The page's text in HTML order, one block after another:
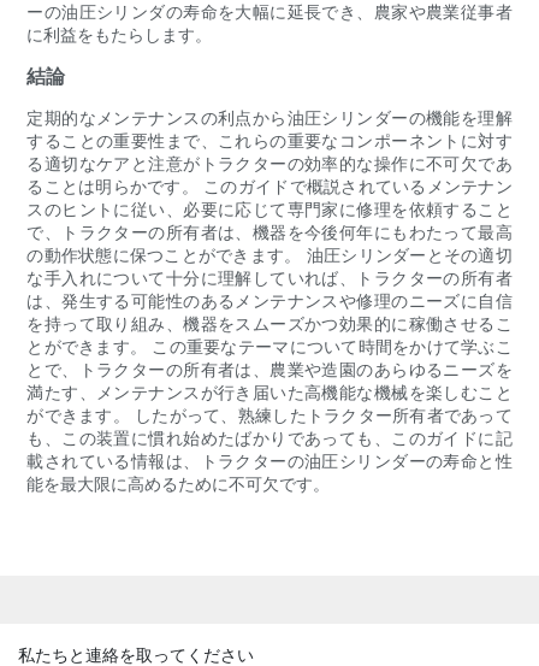
ーの油圧シリンダの寿命を大幅に延長でき、農家や農業従事者
に利益をもたらします。
結論
定期的なメンテナンスの利点から油圧シリンダーの機能を理解
することの重要性まで、これらの重要なコンポーネントに対す
る適切なケアと注意がトラクターの効率的な操作に不可欠であ
ることは明らかです。 このガイドで概説されているメンテナン
スのヒントに従い、必要に応じて専門家に修理を依頼すること
で、トラクターの所有者は、機器を今後何年にもわたって最高
の動作状態に保つことができます。 油圧シリンダーとその適切
な手入れについて十分に理解していれば、トラクターの所有者
は、発生する可能性のあるメンテナンスや修理のニーズに自信
を持って取り組み、機器をスムーズかつ効果的に稼働させるこ
とができます。 この重要なテーマについて時間をかけて学ぶこ
とで、トラクターの所有者は、農業や造園のあらゆるニーズを
満たす、メンテナンスが行き届いた高機能な機械を楽しむこと
ができます。 したがって、熟練したトラクター所有者であって
も、この装置に慣れ始めたばかりであっても、このガイドに記
載されている情報は、トラクターの油圧シリンダーの寿命と性
能を最大限に高めるために不可欠です。
私たちと連絡を取ってください